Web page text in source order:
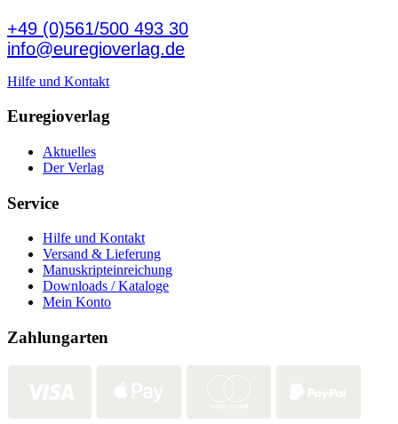
+49 (0)561/500 493 30
info@euregioverlag.de
Hilfe und Kontakt
Euregioverlag
Aktuelles
Der Verlag
Service
Hilfe und Kontakt
Versand & Lieferung
Manuskripteinreichung
Downloads / Kataloge
Mein Konto
Zahlungarten